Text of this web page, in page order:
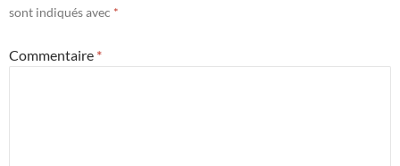
sont indiqués avec *
Commentaire *